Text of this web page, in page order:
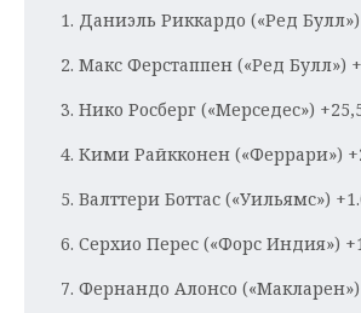
ВОЛЕЙБОЛ
КИБЕРСПОРТ
ХОККЕЙ С МЯЧОМ
ИСТОРИЯ
КУЛЬТУРА
ПРОИСШЕСТВИЯ
СПИСОК ПЕРСОН
СПИСОК КОМПАНИЙ
ПОЛНАЯ ВЕРСИЯ
1. Даниэль Риккардо («Ред
2. Макс Ферстаппен («Ред Булл»)
3. Нико Росберг («Мерседес»)
4. Кими Райкконен («Феррари»)
5. Валттери Боттас («Уильямс»)
6. Серхио Перес («Форс Индия»)
7. Фернандо Алонсо («Макларен»)